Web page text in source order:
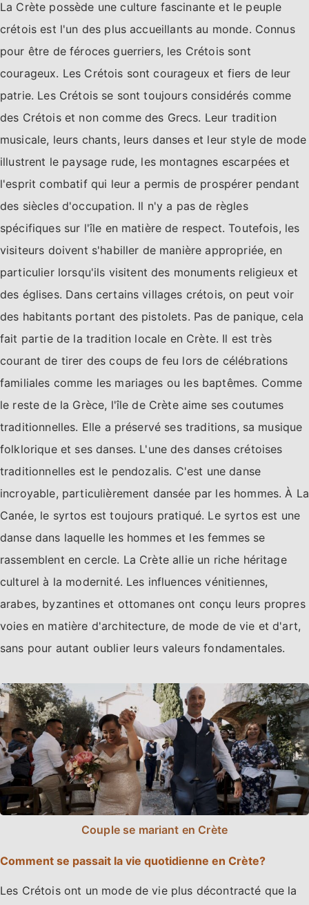
La Crète possède une culture fascinante et le peuple
crétois est l'un des plus accueillants au monde. Connus
pour être de féroces guerriers, les Crétois sont
courageux. Les Crétois sont courageux et fiers de leur
patrie. Les Crétois se sont toujours considérés comme
des Crétois et non comme des Grecs. Leur tradition
musicale, leurs chants, leurs danses et leur style de mode
illustrent le paysage rude, les montagnes escarpées et
l'esprit combatif qui leur a permis de prospérer pendant
des siècles d'occupation. Il n'y a pas de règles
spécifiques sur l'île en matière de respect. Toutefois, les
visiteurs doivent s'habiller de manière appropriée, en
particulier lorsqu'ils visitent des monuments religieux et
des églises. Dans certains villages crétois, on peut voir
des habitants portant des pistolets. Pas de panique, cela
fait partie de la tradition locale en Crète. Il est très
courant de tirer des coups de feu lors de célébrations
familiales comme les mariages ou les baptêmes. Comme
le reste de la Grèce, l'île de Crète aime ses coutumes
traditionnelles. Elle a préservé ses traditions, sa musique
folklorique et ses danses. L'une des danses crétoises
traditionnelles est le pendozalis. C'est une danse
incroyable, particulièrement dansée par les hommes. À La
Canée, le syrtos est toujours pratiqué. Le syrtos est une
danse dans laquelle les hommes et les femmes se
rassemblent en cercle. La Crète allie un riche héritage
culturel à la modernité. Les influences vénitiennes,
arabes, byzantines et ottomanes ont conçu leurs propres
voies en matière d'architecture, de mode de vie et d'art,
sans pour autant oublier leurs valeurs fondamentales.
Couple se mariant en Crète
Comment se passait la vie quotidienne en Crète?
Les Crétois ont un mode de vie plus décontracté que la